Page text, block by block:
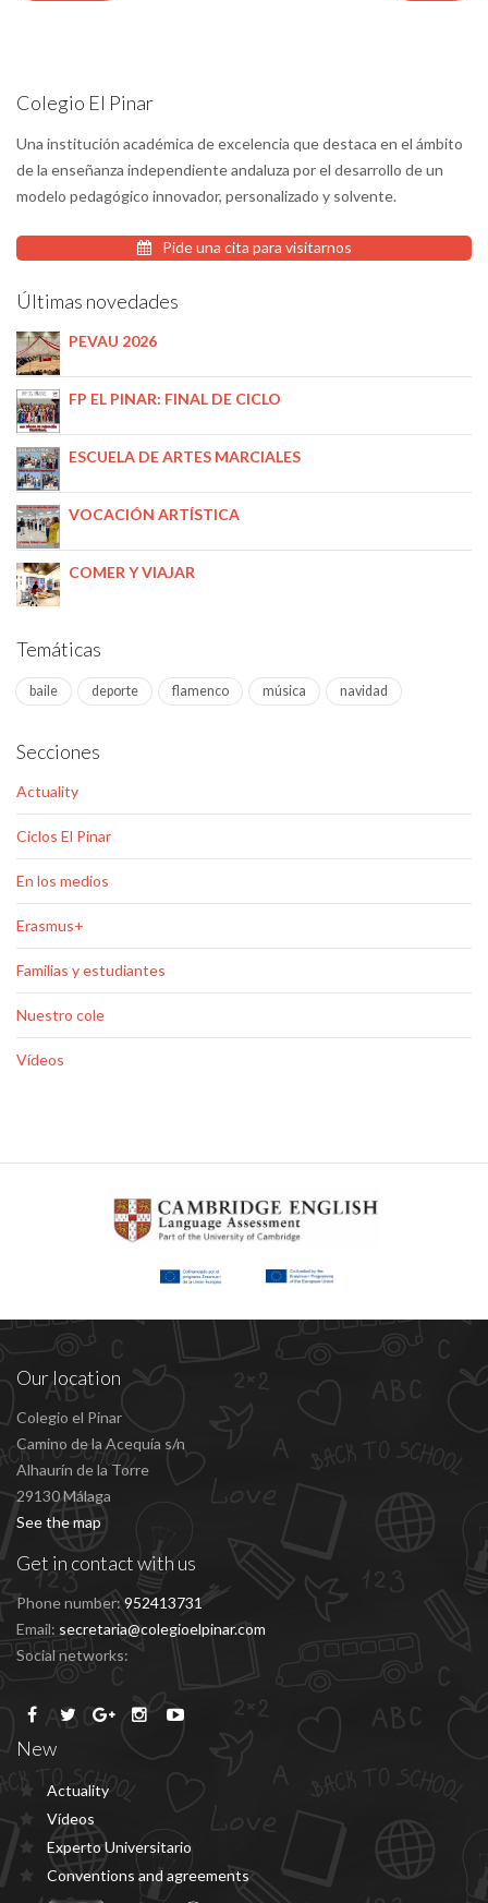
Colegio El Pinar
Una institución académica de excelencia que destaca en el ámbito
de la enseñanza independiente andaluza por el desarrollo de un
modelo pedagógico innovador, personalizado y solvente.
Pide una cita para visitarnos
Últimas novedades
PEVAU 2026
FP EL PINAR: FINAL DE CICLO
ESCUELA DE ARTES MARCIALES
VOCACIÓN ARTÍSTICA
COMER Y VIAJAR
Temáticas
baile deporte flamenco música navidad
Secciones
Actuality
Ciclos El Pinar
En los medios
Erasmus+
Familias y estudiantes
Nuestro cole
Vídeos
Our location
Colegio el Pinar
Camino de la Acequía s/n
Alhaurín de la Torre
29130 Málaga
See the map
Get in contact with us
Phone number: 952413731
Email: secretaria@colegioelpinar.com
Social networks:
New
Actuality
Vídeos
Experto Universitario
Conventions and agreements